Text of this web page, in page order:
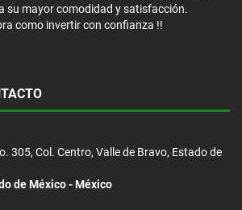
su mayor comodidad y satisfacción.
como invertir con confianza !!
305, Col. Centro, Valle de Bravo, Estado de
de México - México